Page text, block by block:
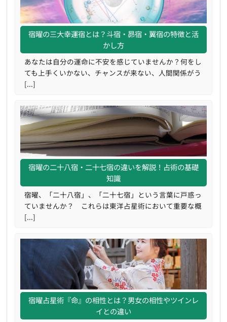
宿曜の三大幸運宿とは？斗宿・昴宿・翼宿の特徴と活
かし方
あなたは自分の運命に不安を感じていませんか？何をし
ても上手くいかない、チャンスが来ない、人間関係がう
[...]
宿曜の二十八宿・二十七宿の違いを解説！占術の基礎
知識
宿曜、「二十八宿」、「二十七宿」という言葉に戸惑っ
ていませんか？ これらは東洋占星術において重要な概
[...]
宿曜占星術『命』の相性とは？男女の相性やツインレ
イとの違い